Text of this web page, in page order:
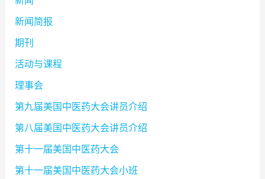
新闻简报
期刊
活动与课程
理事会
第九届美国中医药大会讲员介绍
第八届美国中医药大会讲员介绍
第十一届美国中医药大会
第十一届美国中医药大会小班